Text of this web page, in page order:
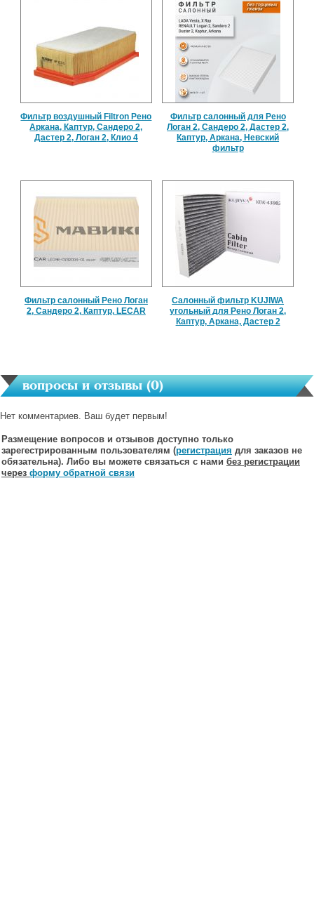
Фильтр воздушный Filtron Рено
Аркана, Каптур, Сандеро 2,
Дастер 2, Логан 2, Клио 4
Фильтр салонный для Рено
Логан 2, Сандеро 2, Дастер 2,
Каптур, Аркана, Невский
фильтр
Фильтр салонный Рено Логан
2, Сандеро 2, Каптур, LECAR
Салонный фильтр KUJIWA
угольный для Рено Логан 2,
Каптур, Аркана, Дастер 2
вопросы и отзывы (0)
Нет комментариев. Ваш будет первым!
Размещение вопросов и отзывов доступно только
зарегестрированным пользователям (регистрация для заказов не
обязательна). Либо вы можете связаться с нами без регистрации
через форму обратной связи